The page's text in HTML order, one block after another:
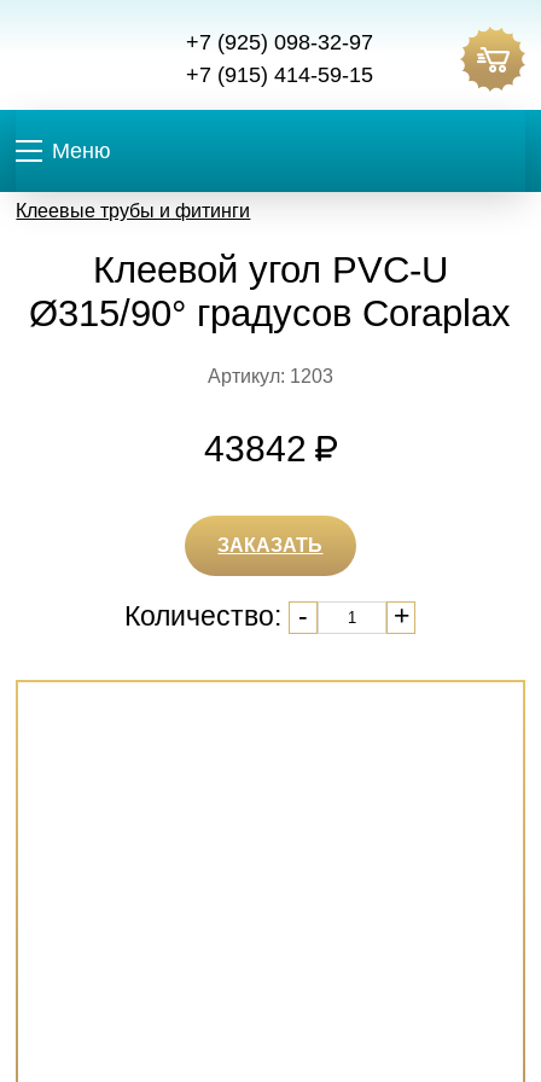
+7 (925) 098-32-97
+7 (915) 414-59-15
Меню
Клеевые трубы и фитинги
Клеевой угол PVC-U
Ø315/90° градусов Coraplax
Артикул: 1203
43842
ЗАКАЗАТЬ
Количество: - +